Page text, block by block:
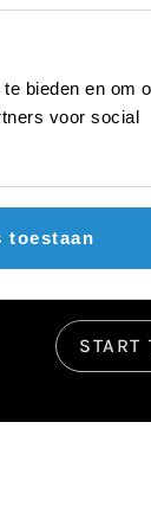
bieden en om
voor social
toestaan
START